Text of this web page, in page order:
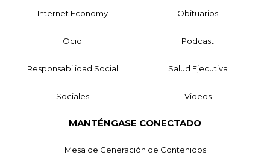
Internet Economy Obituarios
Ocio Podcast
Responsabilidad Social Salud Ejecutiva
Sociales Videos
MANTÉNGASE CONECTADO
Mesa de Generación de Contenidos